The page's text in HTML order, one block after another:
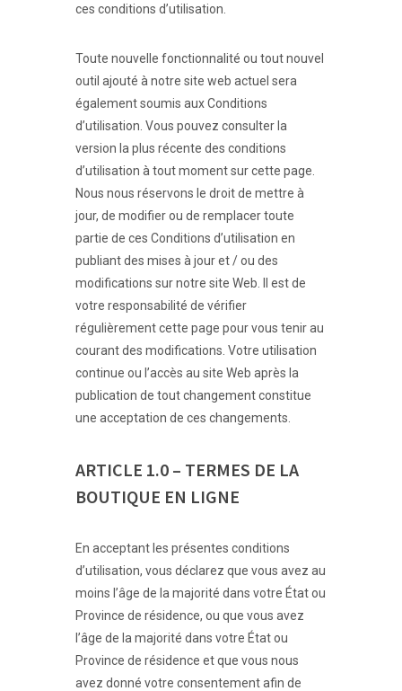
ces conditions d’utilisation.
Toute nouvelle fonctionnalité ou tout nouvel
outil ajouté à notre site web actuel sera
également soumis aux Conditions
d’utilisation. Vous pouvez consulter la
version la plus récente des conditions
d’utilisation à tout moment sur cette page.
Nous nous réservons le droit de mettre à
jour, de modifier ou de remplacer toute
partie de ces Conditions d’utilisation en
publiant des mises à jour et / ou des
modifications sur notre site Web. Il est de
votre responsabilité de vérifier
régulièrement cette page pour vous tenir au
courant des modifications. Votre utilisation
continue ou l’accès au site Web après la
publication de tout changement constitue
une acceptation de ces changements.
ARTICLE 1.0 – TERMES DE LA
BOUTIQUE EN LIGNE
En acceptant les présentes conditions
d’utilisation, vous déclarez que vous avez au
moins l’âge de la majorité dans votre État ou
Province de résidence, ou que vous avez
l’âge de la majorité dans votre État ou
Province de résidence et que vous nous
avez donné votre consentement afin de